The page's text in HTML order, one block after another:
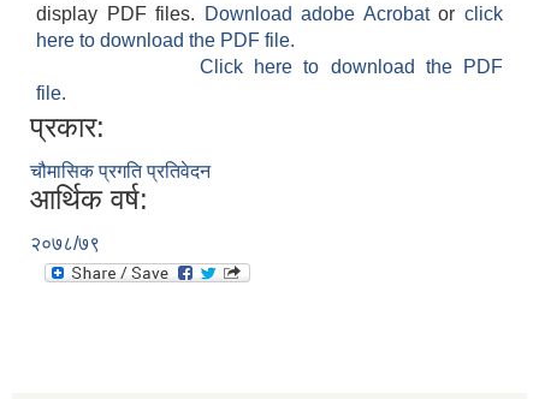
display PDF files.
Download adobe Acrobatorclick
here to download the PDF file.
Click here to download the PDF
file.
प्रकार:
चौमासिक प्रगति प्रतिवेदन
आर्थिक वर्ष:
२०७८/७९